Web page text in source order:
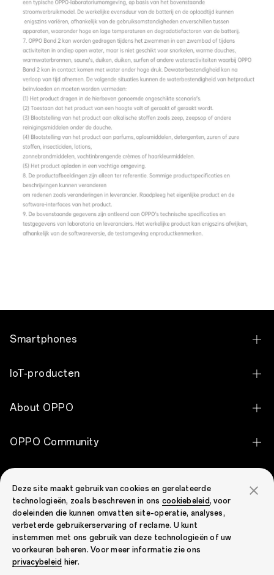
Smartphones
OPPO Find X9 Ultra
OPPO Reno16 Pro 5G
OPPO Reno16 F 5G
OPPO Reno15 F 5G
OPPO Reno15 5G
OPPO Reno15 Pro 5G
IoT-producten
OPPO Pad 5
OPPO Enco Clip2 Open Earbuds
OPPO Enco Air5 Pro
OPPO Enco X3i
OPPO Enco Buds3 Pro
OPPO Enco Air4 Pro
OPPO Enco Air2
About OPPO
Over ons
OPPO Apex Guard
OPPO Community
OPPO Community
Contact
Garantiestatus
FAQ
Deze site maakt gebruik van cookies en gerelateerde
technologieën, zoals beschreven in ons cookiebeleid, voor
doeleinden die kunnen omvatten site-operatie, analyses,
verbeterde gebruikerservaring of reclame. U kunt
instemmen met ons gebruik van deze technologieën of uw
voorkeuren beheren. Voor meer informatie zie ons
privacybeleid hier.